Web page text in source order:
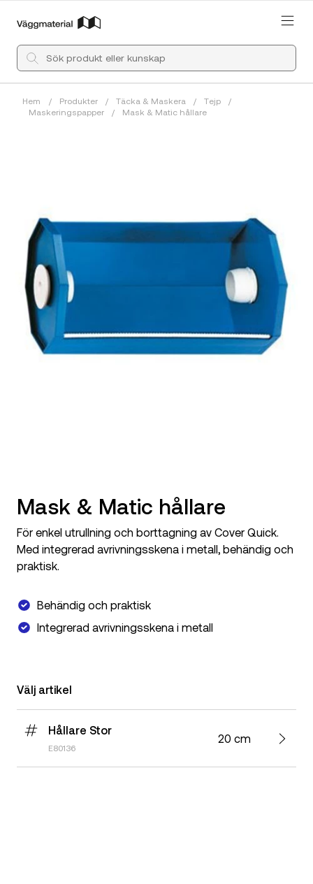
Hem / Produkter / Täcka & Maskera / Tejp
/
Maskeringspapper
/ Mask & Matic hållare
Mask & Matic hållare
För enkel utrullning och borttagning av Cover Quick.
Med integrerad avrivningsskena i metall, behändig och
praktisk.
Behändig och praktisk
Integrerad avrivningsskena i metall
Välj artikel
Hållare Stor
E80136
20 cm